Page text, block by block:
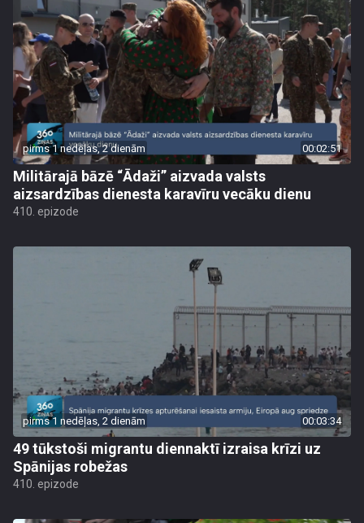
pirms 1 nedēļas, 2 dienām 00:02:51
Militārajā bāzē “Ādaži” aizvada valsts
aizsardzības dienesta karavīru vecāku dienu
410. epizode
pirms 1 nedēļas, 2 dienām 00:03:34
49 tūkstoši migrantu diennaktī izraisa krīzi uz
Spānijas robežas
410. epizode